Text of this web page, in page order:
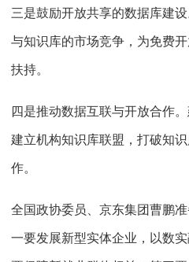
三是鼓励开放共享的数据库建
与知识库的市场竞争，为免费
扶持。
四是推动数据互联与开放合作
建立机构知识库联盟，打破知
作。
全国政协委员、京东集团曹鹏
一要发展新型实体企业，以数